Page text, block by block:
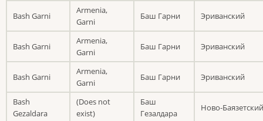
Bash Garni
Armenia,
Garni
Баш Гарни Эриванский
Bash Garni
Armenia,
Garni
Баш Гарни Эриванский
Bash Garni
Armenia,
Garni
Баш Гарни Эриванский
Bash
Gezaldara
(Does not
exist)
Баш
Гезалдара
Ново-Баязетский